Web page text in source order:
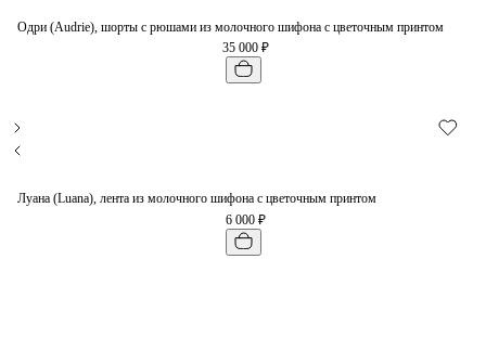
Одри (Audrie), шорты с рюшами из молочного шифона с цветочным принтом
35 000 ₽
Луана (Luana), лента из молочного шифона с цветочным принтом
6 000 ₽